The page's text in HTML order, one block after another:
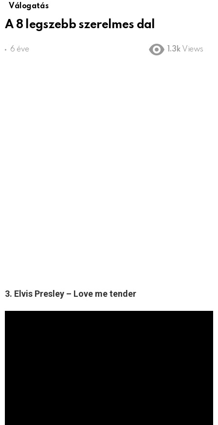
Válogatás
A 8 legszebb szerelmes dal
6 éve 1.3k Views
3. Elvis Presley – Love me tender